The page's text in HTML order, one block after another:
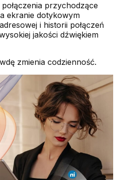
przychodzące
ekranie dotykowym
i historii połączeń
jakości dźwiękiem
zmienia codzienność.